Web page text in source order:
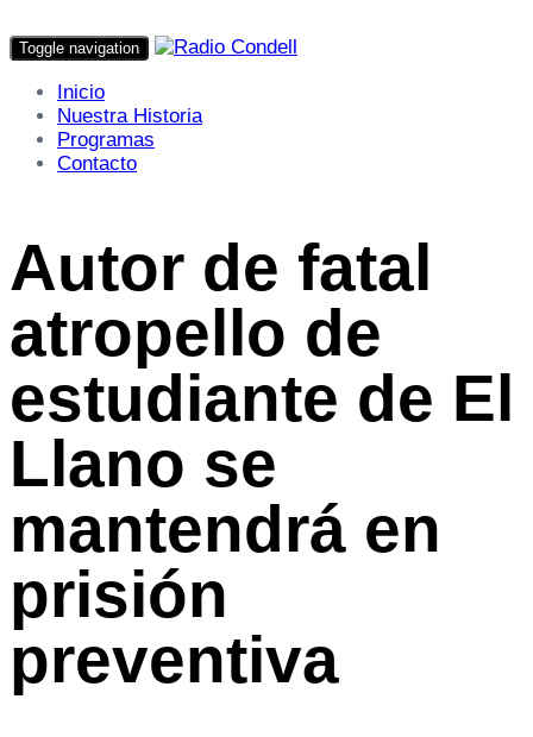
Toggle navigation
Inicio
Nuestra Historia
Programas
Contacto
Autor de fatal
atropello de
estudiante de El
Llano se
mantendrá en
prisión
preventiva